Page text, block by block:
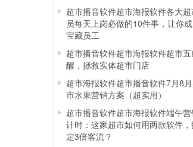
超市播音软件超市海报软件各大
员每天上岗必做的10件事，让你
宝藏员工
超市播音软件超市海报软件超市
醒，拯救实体超市门店
超市海报软件超市播音软件7月8
市水果营销方案（超实用）
超市播音软件超市海报软件端午
计时：这家超市如何用两款软件
定3倍客流？